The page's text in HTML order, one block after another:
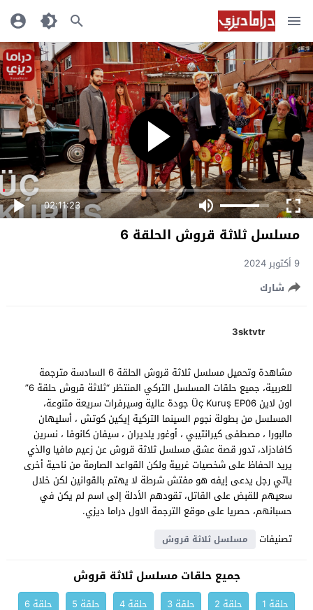
02:11:23
مسلسل ثلاثة قروش الحلقة 6
9 أكتوبر 2024
شارك
3sktvtr
مشاهدة وتحميل مسلسل ثلاثة قروش الحلقة 6 السادسة مترجمة
للعربية، جميع حلقات المسلسل التركي المنتظر “ثلاثة قروش حلقة 6”
اون لاين Üç Kuruş EP06 جودة عالية وسيرفرات سريعة متنوعة،
المسلسل من بطولة نجوم السينما التركية إيكين كوتش ، أسليهان
مالبورا ، مصطفى كيرانتيبي ، أوغور يلديران ، سيفان كانوفا ، نسرين
كافادزاد، تدور قصة عشق مسلسل ثلاثة قروش عن زعيم مافيا والذي
يريد الحفاظ على شخصيات غريبة ولكن القواعد الصارمة من ناحية أخرى
ياتي رجل يدعى إيفه هو مفتش شرطة لا يهتم بالقوانين لكن خلال
سعيهم للقبض على القاتل، تقودهم الأدلة إلى اسم لم يكن في
حسبانهم، حصريا على موقع الترجمة الاول دراما ديزي.
تصنيفات
مسلسل ثلاثة قروش
جميع حلقات مسلسل ثلاثة قروش
حلقة 1 حلقة 2 حلقة 3 حلقة 4 حلقة 5
حلقة 6